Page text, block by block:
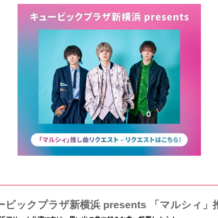
ビックプラザ新横浜 presents 「マルシィ」